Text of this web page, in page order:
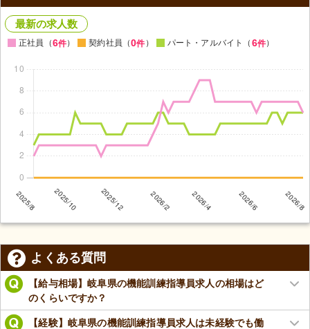
最新の求人数
正社員（6件） 契約社員（0件 ） パート・アルバイト（ 6件）
よくある質問
【給与相場】岐阜県の機能訓練指導員求人の相場はど
のくらいですか？
【経験】岐阜県の機能訓練指導員求人は未経験でも働